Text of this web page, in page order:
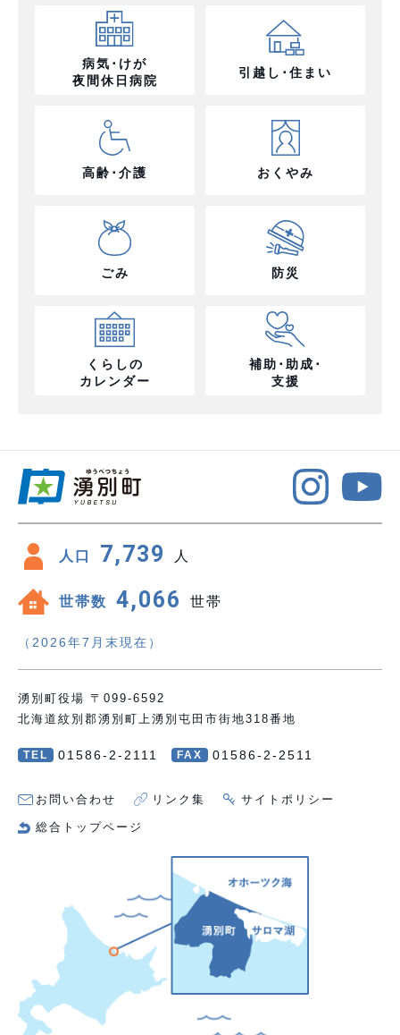
病気･けが
夜間休日病院
引越し･住まい
高齢･介護 おくやみ
ごみ 防災
くらしの
カレンダー
補助･助成･
支援
人口 7,739 人
世帯数 4,066 世帯
（2026年7月末現在）
湧別町役場 〒099-6592
北海道紋別郡湧別町上湧別屯田市街地318番地
TEL 01586-2-2111 FAX 01586-2-2511
お問い合わせ リンク集 サイトポリシー
総合トップページ